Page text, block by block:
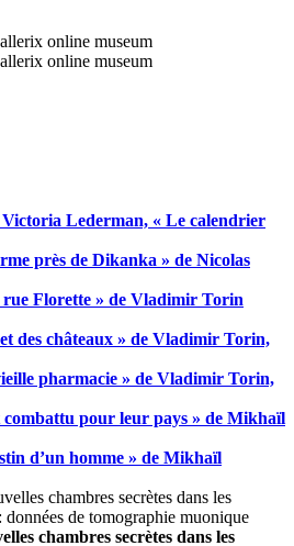
Lederman, « Le calendrier
près de Dikanka » de Nicolas
rue Florette » de Vladimir Torin
des châteaux » de Vladimir Torin,
pharmacie » de Vladimir Torin,
combattu pour leur pays » de Mikhaïl
d’un homme » de Mikhaïl
chambres secrètes dans les